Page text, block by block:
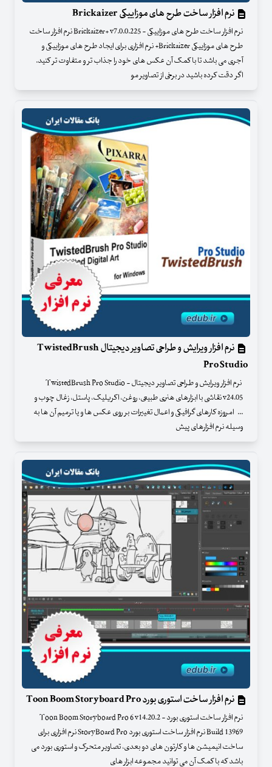
نرم افزار ساخت طرح های موزاییکی Brickaizer
نرم افزار ساخت طرح های موزاییکی - Brickaizer+ v7.0.0.225 نرم افزار ساخت
طرح های موزاییکی Brickaizer+ نرم افزاری برای ایجاد طرح های موزاییکی و
آجری می باشد تا با کمک آن عکس های خود را جذاب تر و متفاوت تر کنید.
اگر دقت کرده باشید در برخی از تصاویر مو
نرم افزار ویرایش و طراحی تصاویر دیجیتال TwistedBrush
Pro Studio
نرم افزار ویرایش و طراحی تصاویر دیجیتال - TwistedBrush Pro Studio
v24.05 نقاشی با ابزارهای هنری طبیعی، روغن، اکریلیک، پاستل، زغال چوب و
... امروزه کارهای گرافیکی و اعمال تغییرات بر روی عکس ها و یا ترمیم آن ها به
وسیله نرم افزارهای پیش
نرم افزار ساخت استوری بورد Toon Boom Storyboard Pro
نرم افزار ساخت استوری بورد - Toon Boom Storyboard Pro 6 v14.20.2
Build 13969 نرم افزار ساخت استوری بورد StoryBoard Pro نرم افزاری برای
ساخت انیمیشن ها و کارتون های دو بعدی، تصاویر متحرک و استوری بورد می
باشد که با کمک آن می توانید مجموعه ابزار های